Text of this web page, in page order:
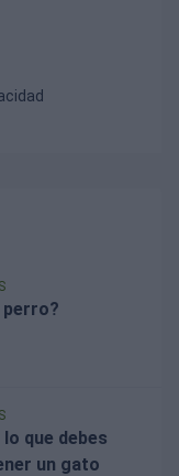
perro?
que debes
un gato